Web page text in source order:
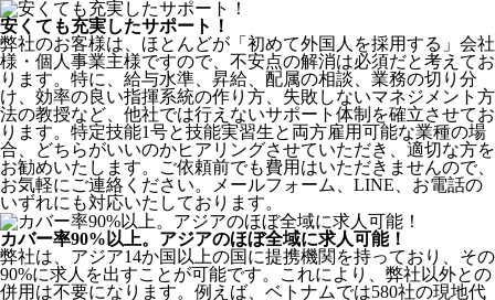
安くても充実したサポート！
弊社のお客様は、ほとんどが 「初めて外国人を採用する」 会社
様・個人事業主様ですので、不安点の解消は必須だと考えてお
ります。特に、給与水準、昇給、配属の相談、業務の切り分
け、効率の良い指揮系統の作り方、失敗しないマネジメント方
法の教授など、 他社では行えないサポート体制 を確立させてお
ります。特定技能1号と技能実習生と両方雇用可能な業種の場
合、どちらがいいのかヒアリングさせていただき、適切な方を
お勧めいたします。ご依頼前でも費用はいただきませんので、
お気軽にご連絡ください。メールフォーム、LINE、お電話の
いずれにも対応いたしております。
カバー率90%以上。アジアのほぼ全域に求人可能！
弊社は、 アジア14か国以上の国に提携機関を持っており、その
90%に求人を出すことが可能です。これにより、弊社以外との
併用は不要になります。例えば、ベトナムでは580社の現地代